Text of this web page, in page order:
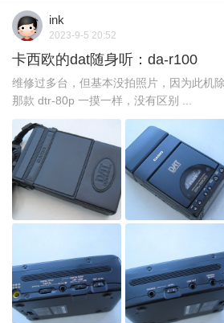
ink
2023-9-5 20:52
卡西欧的dat随身听：da-r100
维修过多台，但基本没拍照片，因为此机
那款 dtr-80p 一摸一样，没有区别 ...